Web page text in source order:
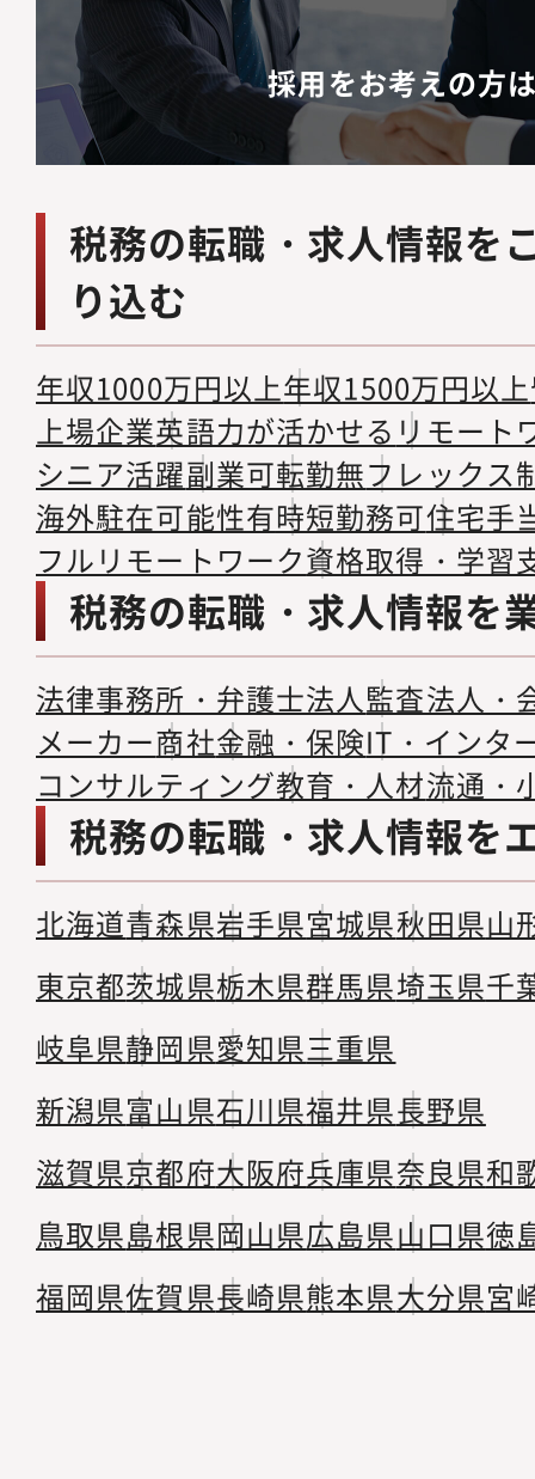
採用をお考えの方
税務の転職・求人情報を
り込む
年収1000万円以上年収1500万円以上
上場企業英語力が活かせる リモート
シニア活躍副業可転勤無フレックス
海外駐在可能性有時短勤務可住宅手
フルリモートワーク資格取得・学習
税務の転職・求人情報を
法律事務所・弁護士法人監査法人・
メーカー商社金融・保険IT・インタ
コンサルティング教育・人材流通・
税務の転職・求人情報を
北海道青森県岩手県宮城県秋田県山
東京都茨城県栃木県群馬県埼玉県千
岐阜県静岡県愛知県三重県
新潟県富山県石川県福井県長野県
滋賀県京都府大阪府兵庫県奈良県和
鳥取県島根県岡山県広島県山口県徳
福岡県佐賀県長崎県熊本県大分県宮